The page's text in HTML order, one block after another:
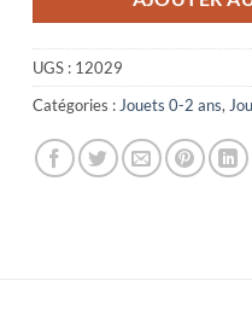
UGS : 12029
Catégories : Jouets 0-2 ans,